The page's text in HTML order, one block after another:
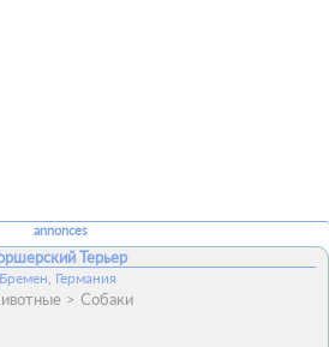
annonces
Терьер
Бремен, Германия
Собаки